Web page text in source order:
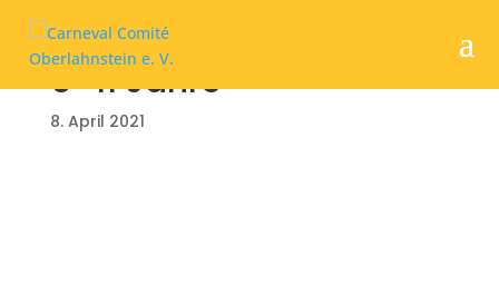
6×11 Jahre
8. April 2021